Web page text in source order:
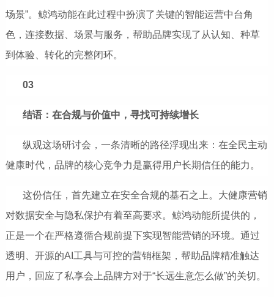
场景”。鲸鸿动能在此过程中扮演了关键的智能运营中台角
色，连接数据、场景与服务，帮助品牌实现了从认知、种草
到体验、转化的完整闭环。
03
结语：在合规与价值中，寻找可持续增长
纵观这场研讨会，一条清晰的路径浮现出来：在全民主动
健康时代，品牌的核心竞争力是赢得用户长期信任的能力。
这份信任，首先建立在安全合规的基石之上。大健康营销
对数据安全与隐私保护有着至高要求。鲸鸿动能所提供的，
正是一个在严格遵循合规前提下实现智能营销的环境。通过
透明、开源的AI工具与可控的营销框架，帮助品牌精准触达
用户，回应了私享会上品牌方对于“长远生意怎么做”的关切。